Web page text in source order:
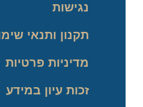
נגישות
תקנון ותנאי שימוש
מדיניות פרטיות
זכות עיון במידע